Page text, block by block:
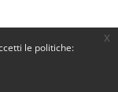
le politiche:
x